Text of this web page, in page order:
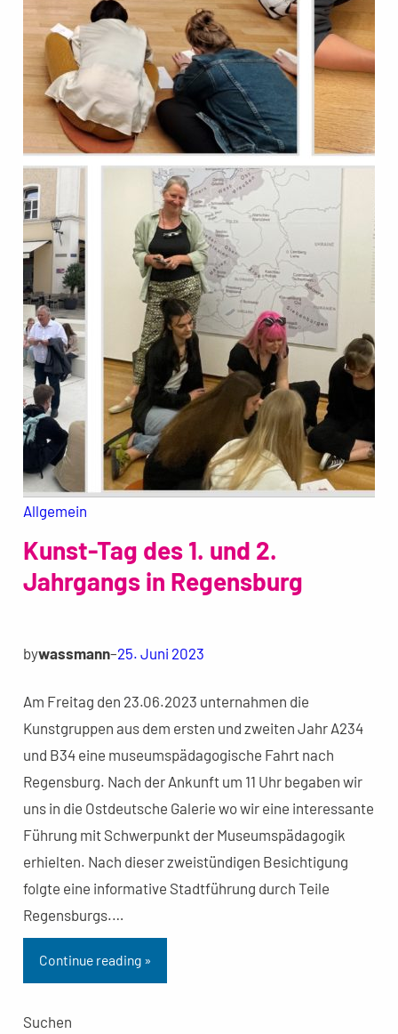
Allgemein
Kunst-Tag des 1. und 2.
Jahrgangs in Regensburg
bywassmann–25. Juni 2023
Am Freitag den 23.06.2023 unternahmen die
Kunstgruppen aus dem ersten und zweiten Jahr A234
und B34 eine museumspädagogische Fahrt nach
Regensburg. Nach der Ankunft um 11 Uhr begaben wir
uns in die Ostdeutsche Galerie wo wir eine interessante
Führung mit Schwerpunkt der Museumspädagogik
erhielten. Nach dieser zweistündigen Besichtigung
folgte eine informative Stadtführung durch Teile
Regensburgs.…
Continue reading »
Suchen